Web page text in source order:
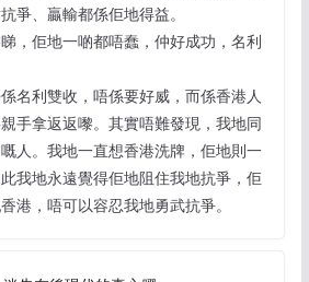
爭、贏輸都係佢地得益。
，佢地一啲都唔蠢，仲好成功，名利
名利雙收，唔係要好威，而係香港人
手拿返返嚟。其實唔難發現，我地同
人。我地一直想香港洗牌，佢地則一
我地永遠覺得佢地阻住我地抗爭，佢
港，唔可以容忍我地勇武抗爭。